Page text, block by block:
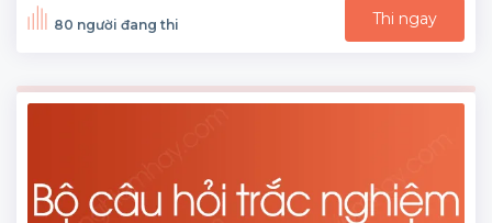
80 người đang thi Thi ngay